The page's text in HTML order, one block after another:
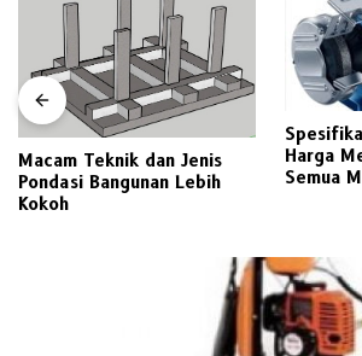
Macam Teknik dan Jenis
Pondasi Bangunan Lebih
Kokoh
Harga
Semua